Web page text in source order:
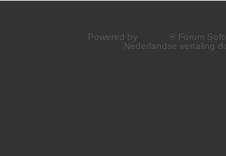
Powered by
® Forum
Nederlandse vertaling